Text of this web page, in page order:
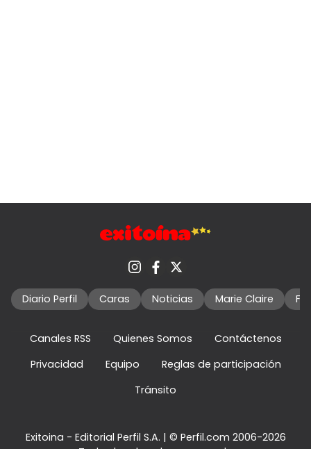
Diario Perfil Caras Noticias Marie Claire
Canales RSS Quienes Somos
Contáctenos
Privacidad
Equipo
Reglas de participación
Tránsito
Exitoina - Editorial Perfil S.A. | © Perfil.com 2006-2026